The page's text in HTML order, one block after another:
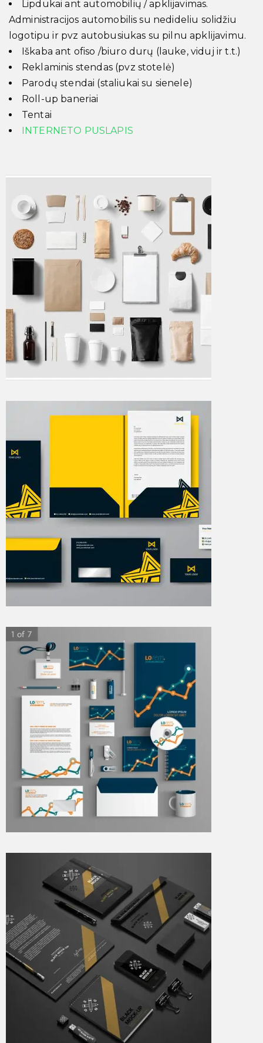
Lipdukai ant automobilių / apklijavimas.
Administracijos automobilis su nedideliu solidžiu
logotipu ir pvz autobusiukas su pilnu apklijavimu.
Iškaba ant ofiso /biuro durų (lauke, viduj ir t.t.)
Reklaminis stendas (pvz stotelė)
Parodų stendai (staliukai su sienele)
Roll-up baneriai
Tentai
INTERNETO PUSLAPIS